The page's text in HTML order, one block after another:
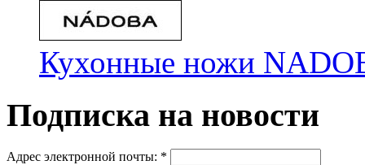
Кухонные ножи
Подписка на новости
Адрес электронной почты: *